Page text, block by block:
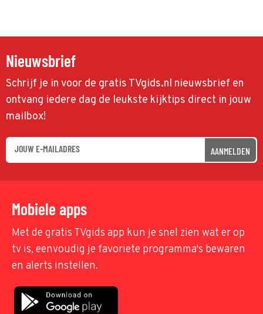
Nieuwsbrief
Schrijf je in voor de gratis TVgids.nl nieuwsbrief en
ontvang iedere dag de leukste kijktips direct in jouw
mailbox!
AANMELDEN
Mobiele apps
Met de gratis TVgids app kun je snel zien wat er op
tv is, eenvoudig je favoriete programma's bewaren
en alerts instellen.